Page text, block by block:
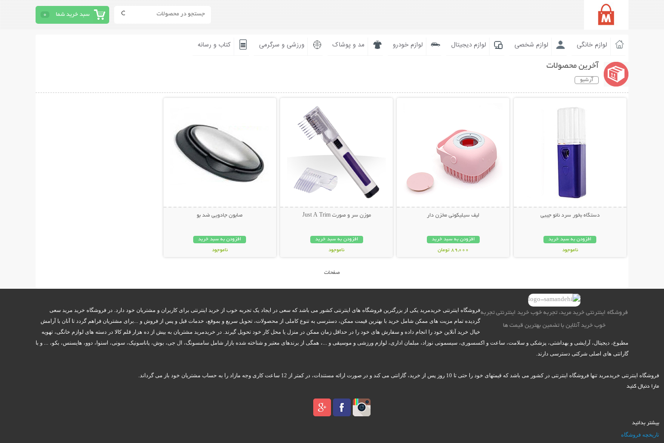
سبد خرید شما 0
لوازم خانگی لوازم شخصی لوازم دیجیتال لوازم خودرو مد و پوشاک ورزشی و سرگرمی کتاب و رسانه
آخرین محصولات
آرشیو
دستگاه بخور سرد نانو جیبی
افزودن به سبد خرید
ناموجود
لیف سیلیکونی مخزن دار
افزودن به سبد خرید
89,000 تومان
موزن سر و صورت Just A Trim
افزودن به سبد خرید
ناموجود
صابون جادويي ضد بو
افزودن به سبد خرید
ناموجود
صفحات
فروشگاه اینترنتی خرید مرید، تجربه خوب خرید اینترنتی تجربه
خوب خرید آنلاین با تضمین بهترین قیمت ها
فروشگاه اینترنتی خریدمرید یکی از بزرگترین فروشگاه های اینترنتی کشور می باشد که سعی در ایجاد یک تجربه خوب از خرید اینترنتی برای کاربران و مشتریان خود دارد. در فروشگاه خرید مرید سعی
گردیده تمام مزیت های ممکن شامل خرید با بهترین قیمت ممکن، دسترسی به تنوع کاملی از محصولات، تحویل سریع و بموقع، خدمات قبل و پس از فروش و ...برای مشتریان فراهم گردد تا آنان با آرامش
خیال خرید آنلاین خود را انجام داده و سفارش های خود را در حداقل زمان ممکن در منزل یا محل کار خود تحویل گیرند. در خریدمرید مشتریان به بیش از ده هزار قلم کالا در دسته های لوازم خانگی، تهویه
مطبوع، دیجیتال، آرایشی و بهداشتی، پزشکی و سلامت، ساعت و اکسسوری، سیسمونی نوزاد، مبلمان اداری، لوازم ورزشی و موسیقی و ...، همگی از برندهای معتبر و شناخته شده بازار شامل سامسونگ، ال جی، بوش، پاناسونیک، سونی، اسنوا، دوو، هایسنس، بکو، ... و با
گارانتی های اصلی شرکتی دسترسی دارند.
فروشگاه اینترنتی خریدمرید تنها فروشگاه اینترنتی در کشور می باشد که قیمتهای خود را حتی تا 10 روز پس از خرید، گارانتی می کند و در صورت ارائه مستندات، در کمتر از 12 ساعت کاری وجه مازاد را به حساب مشتریان خود باز می گرداند.
مارا دنبال کنید
بیشتر بدانید
تاریخچه فروشگاه